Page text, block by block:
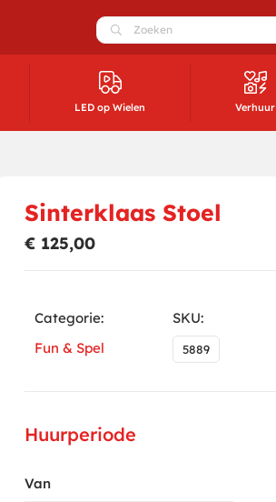
LED op Wielen Verhuur
Sinterklaas Stoel
€ 125,00
Categorie:
Fun & Spel
SKU:
5889
Huurperiode
Van